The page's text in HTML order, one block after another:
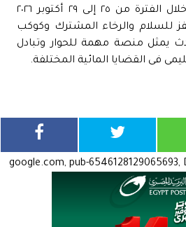
والمقرر عقده بالقاهرة خلال الفترة من ٢٥ إلى ٢٩ أكتوبر ٢٠٢٦
للسلام والرخاء المشترك وكوكب
يمثل منصة مهمة للحوار وتبادل
فى القضايا المائية المختلفة.
google.com, pub-